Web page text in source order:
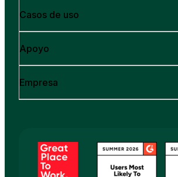
Casos de uso
Apoyo
Empresa